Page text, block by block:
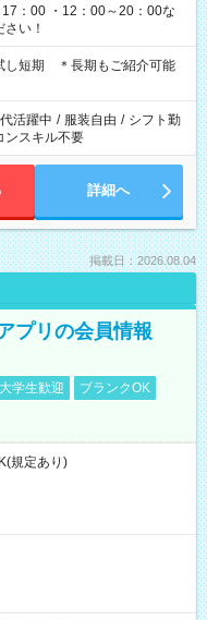
：00 ・12：00～20：00な
い！
し短期 ＊長期もご紹介可能
活躍中 / 服装自由 / シフト勤
ンスキル不要
詳細へ
掲載日：2026.08.04
プリの会員情報
大学生歓迎
ブランクOK
規定あり)